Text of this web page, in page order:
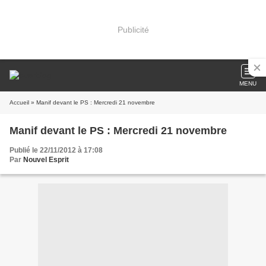
Publicité
MENU
Accueil » Manif devant le PS : Mercredi 21 novembre
Manif devant le PS : Mercredi 21 novembre
Publié le 22/11/2012 à 17:08
Par Nouvel Esprit